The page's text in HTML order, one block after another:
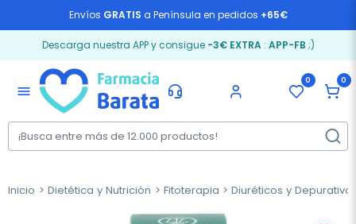
Envíos GRATIS a Península en pedidos +65€
Descarga nuestra APP y consigue -3€ EXTRA: APP-FB ;)
menu
0 0
Inicio Dietética y Nutrición Fitoterapia Diuréticos y